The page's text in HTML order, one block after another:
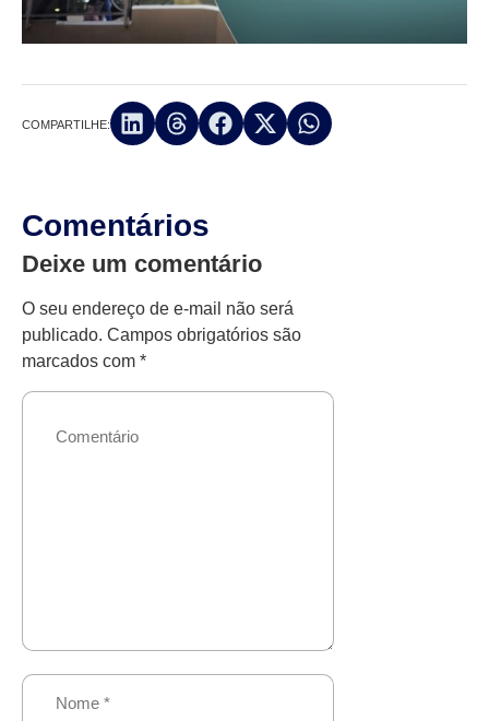
COMPARTILHE:
Comentários
Deixe um comentário
O seu endereço de e-mail não será
publicado. Campos obrigatórios são
marcados com *